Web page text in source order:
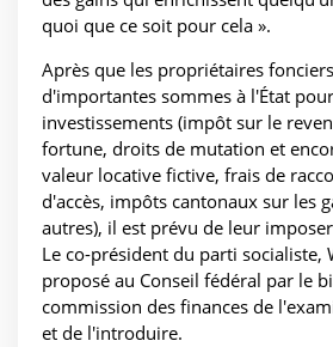
quoi que ce soit pour cela ».
Après que les propriétaires
d'importantes sommes à l'État
investissements (impôt sur le
fortune, droits de mutation et
valeur locative fictive, frais de
d'accès, impôts cantonaux sur les
autres), il est prévu de leur
Le co-président du parti socialiste,
proposé au Conseil fédéral par le
commission des finances de
et de l'introduire.